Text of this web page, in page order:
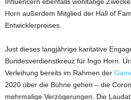
Horn außerdem Mitglied der Hall of
Entwicklerpreises.
Just dieses langjährige karitative
Bundesverdienstkreuz für Ingo Horn.
Verleihung bereits im Rahmen der
2020 über die Bühne gehen – die
mehrmalige Verzögerungen. Die